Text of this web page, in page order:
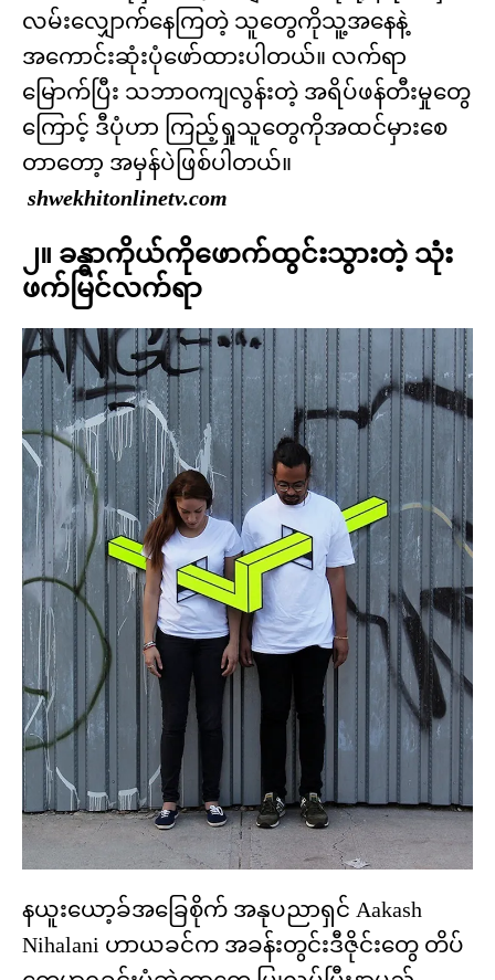
လမ်းလျှောက်နေကြတဲ့ သူတွေကိုသူ့အနေနဲ့
အကောင်းဆုံးပုံဖော်ထားပါတယ်။ လက်ရာ
မြောက်ပြီး သဘာဝကျလွန်းတဲ့ အရိပ်ဖန်တီးမှုတွေ
ကြောင့် ဒီပုံဟာ ကြည့်ရှုသူတွေကိုအထင်မှားစေ
တာတော့ အမှန်ပဲဖြစ်ပါတယ်။
shwekhitonlinetv.com
၂။ ခန္ဓာကိုယ်ကိုဖောက်ထွင်းသွားတဲ့ သုံး
ဖက်မြင်လက်ရာ
နယူးယော့ခ်အခြေစိုက် အနုပညာရှင် Aakash
Nihalani ဟာယခင်က အခန်းတွင်းဒီဇိုင်းတွေ တိပ်